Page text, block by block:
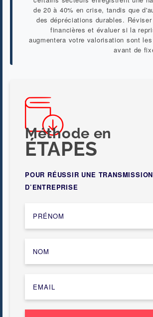
de 20 à 40% en crise, tandis que
des dépréciations durables.
financières et évaluer si la
augmentera votre valorisation sont
avant de
Méthode en
ÉTAPES
POUR RÉUSSIR UNE TRANSMISSION
D’ENTREPRISE